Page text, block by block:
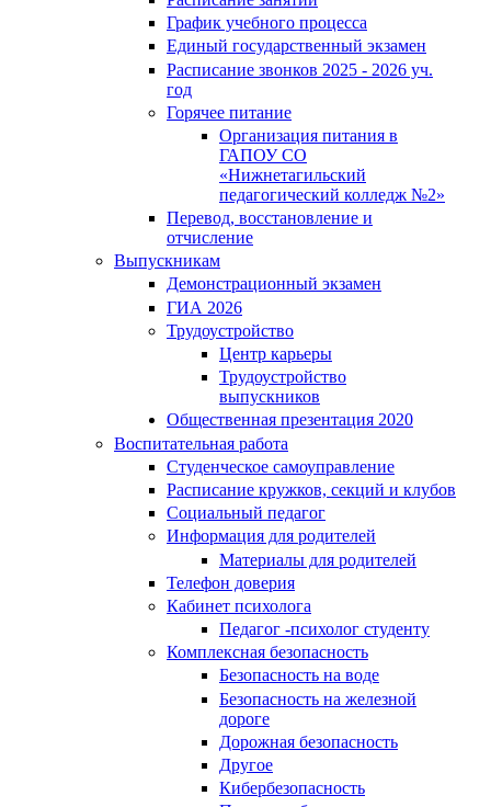
График учебного процесса
Единый государственный экзамен
Расписание звонков 2025 - 2026 уч.
год
Горячее питание
Организация питания в
ГАПОУ СО
«Нижнетагильский
педагогический колледж №2»
Перевод, восстановление и
отчисление
Выпускникам
Демонстрационный экзамен
ГИА 2026
Трудоустройство
Центр карьеры
Трудоустройство
выпускников
Общественная презентация 2020
Воспитательная работа
Студенческое самоуправление
Расписание кружков, секций и клубов
Социальный педагог
Информация для родителей
Материалы для родителей
Телефон доверия
Кабинет психолога
Педагог -психолог студенту
Комплексная безопасность
Безопасность на воде
Безопасность на железной
дороге
Дорожная безопасность
Другое
Кибербезопасность